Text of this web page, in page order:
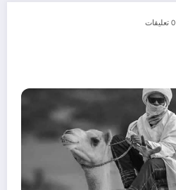
0 تعليقات